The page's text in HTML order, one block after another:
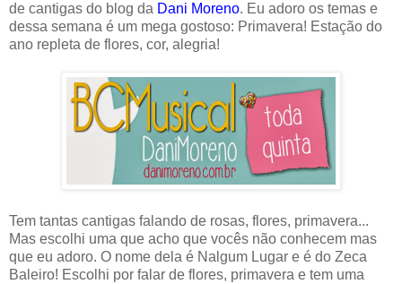
de cantigas do blog da Dani Moreno. Eu adoro os temas e
dessa semana é um mega gostoso: Primavera! Estação do
ano repleta de flores, cor, alegria!
Tem tantas cantigas falando de rosas, flores, primavera...
Mas escolhi uma que acho que vocês não conhecem mas
que eu adoro. O nome dela é Nalgum Lugar e é do Zeca
Baleiro! Escolhi por falar de flores, primavera e tem uma